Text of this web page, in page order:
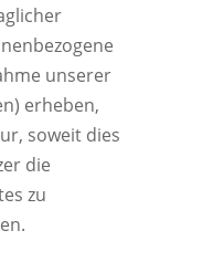
unserer
erheben,
soweit dies
die
zu